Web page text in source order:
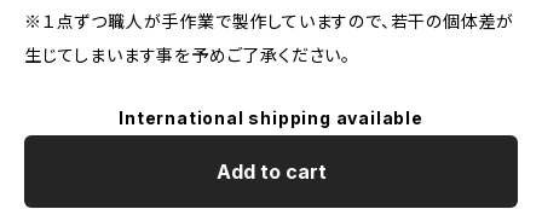
※１点ずつ職人が手作業で製作していますので、若干の個体差が
生じてしまいます事を予めご了承ください。
International shipping available
Add to cart